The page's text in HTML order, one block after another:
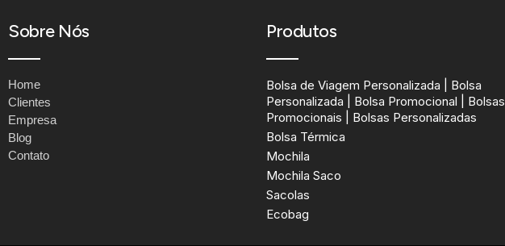
Sobre Nós
Home
Clientes
Empresa
Blog
Contato
Produtos
Bolsa de Viagem Personalizada | Bolsa
Personalizada | Bolsa Promocional | Bolsas
Promocionais | Bolsas Personalizadas
Bolsa Térmica
Mochila
Mochila Saco
Sacolas
Ecobag